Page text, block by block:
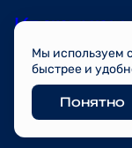
Квартиры
О
© FORUM 2026
Разработано
Мы используем
быстрее и
Понятно